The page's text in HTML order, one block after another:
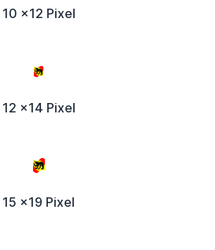
10 x12 Pixel
12 x14 Pixel
15 x19 Pixel